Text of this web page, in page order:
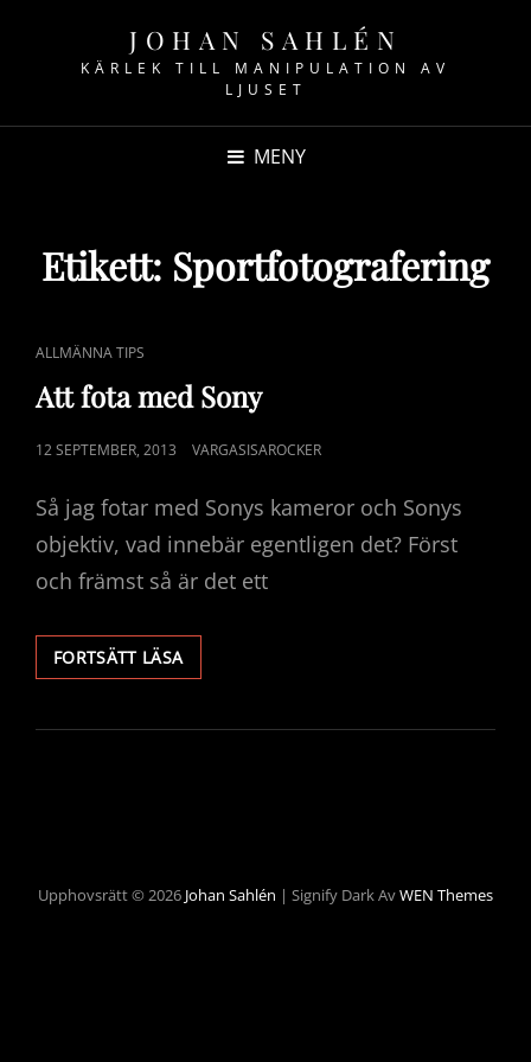
JOHAN SAHLÉN
KÄRLEK TILL MANIPULATION AV
LJUSET
MENY
Etikett: Sportfotografering
CAT
LINKS
ALLMÄNNA TIPS
Att fota med Sony
PUBLICERAT
12 SEPTEMBER, 2013 VARGASISAROCKER
Så jag fotar med Sonys kameror och Sonys
objektiv, vad innebär egentligen det? Först
och främst så är det ett
FORTSÄTT LÄSAATT
FOTA
SONY
Upphovsrätt © 2026 Johan Sahlén | Signify Dark AvWEN Themes